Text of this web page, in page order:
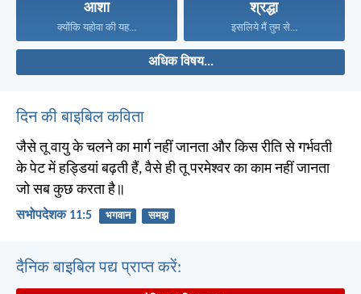
आशा
क्योंकि यहोवा की यह...
श्रद्धा
इसलिये मैं तुम से...
अधिक विषय...
दिन की बाइबिल कविता
जैसे तू वायु के चलने का मार्ग नहीं जानता और किस रीति से गर्भवती
के पेट में हड्डियां बढ़ती हैं, वैसे ही तू परमेश्वर का काम नहीं जानता
जो सब कुछ करता है॥
सभोपदेशक 11:5 भगवान समझ
दैनिक बाइबिल पद्य प्राप्त करें: